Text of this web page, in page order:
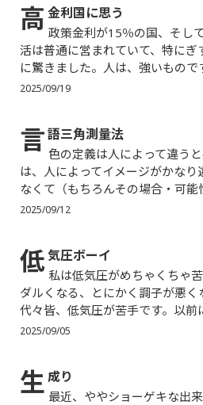
高 金利国に思う
政策金利が15％の国、そしてインフレ率が40％の国に、それぞれ行きました。現地で得た印象は、生
活は普通に営まれていて、特に
に驚きました。人は、強いもの
2025/09/19
言語三角測量法
色の定義は人によって違うと感じることが、案外多くあります。特にベージュ、グレー、カーキあたり
は、人によってイメージがかな
なくて（もちろんその場合・可
2025/09/12
低気圧ボーイ
私は低気圧がめちゃくちゃ苦手です。気が滅入る、熱（ねつ）っぽくなることもある、視力が落ちる、
ダルくなる、とにかく調子が悪く
代々皆、低気圧が苦手です。以
2025/09/05
生成り
最近、ややショーゲキな出来事が。私は真っ白なＴシャツを何枚か持っているのですが、一昨日だった